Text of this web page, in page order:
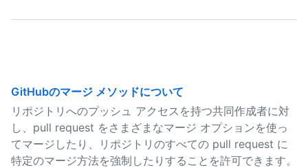
GitHubのマージ メソッドについて
リポジトリへのプッシュ アクセスを持つ共同作成者に対
し、pull request をさまざまなマージ オプションを使っ
てマージしたり、リポジトリのすべての pull request に
特定のマージ方法を強制したりすることを許可できます。